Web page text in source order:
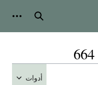
بحث
أدوات